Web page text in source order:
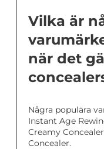
Vilka är
när det
Några populära
Instant Age
Creamy
Concealer.